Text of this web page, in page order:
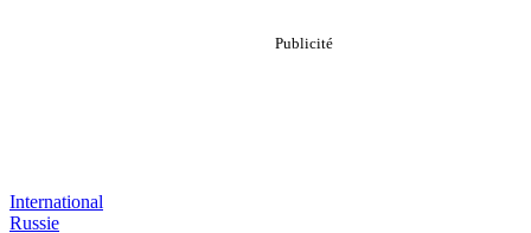
International
Russie